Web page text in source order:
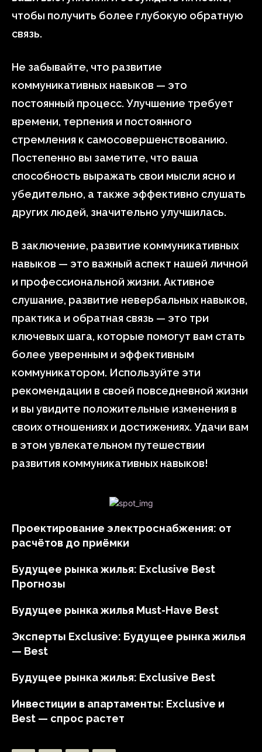
чтобы получить более глубокую обратную
связь.
Не забывайте, что развитие
коммуникативных навыков — это
постоянный процесс. Улучшение требует
времени, терпения и постоянного
стремления к самосовершенствованию.
Постепенно вы заметите, что ваша
способность выражать свои мысли ясно и
убедительно, а также эффективно слушать
других людей, значительно улучшилась.
В заключение, развитие коммуникативных
навыков — это важный аспект нашей личной
и профессиональной жизни. Активное
слушание, развитие невербальных навыков,
практика и обратная связь — это три
ключевых шага, которые помогут вам стать
более уверенным и эффективным
коммуникатором. Используйте эти
рекомендации в своей повседневной жизни
и вы увидите положительные изменения в
своих отношениях и достижениях. Удачи вам
в этом увлекательном путешествии
развития коммуникативных навыков!
Проектирование электроснабжения: от
расчётов до приёмки
Будущее рынка жилья: Exclusive Best
Прогнозы
Будущее рынка жилья Must-Have Best
Эксперты Exclusive: Будущее рынка жилья
— Best
Будущее рынка жилья: Exclusive Best
Инвестиции в апартаменты: Exclusive и
Best — спрос растет